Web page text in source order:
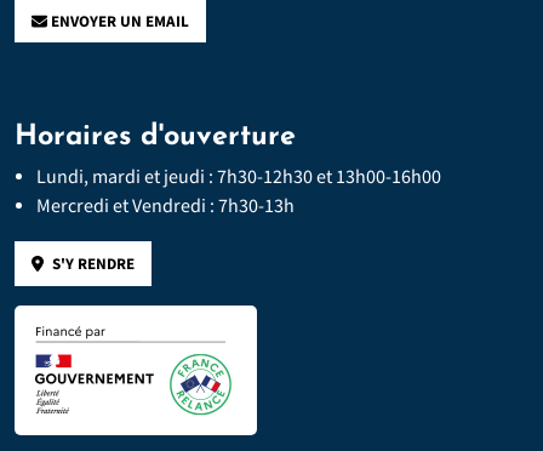
ENVOYER UN EMAIL
Horaires d'ouverture
Lundi, mardi et jeudi : 7h30-12h30 et 13h00-16h00
Mercredi et Vendredi : 7h30-13h
S'Y RENDRE